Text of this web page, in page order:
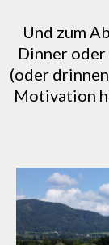
Und zum
Dinner oder
(oder
Motivation